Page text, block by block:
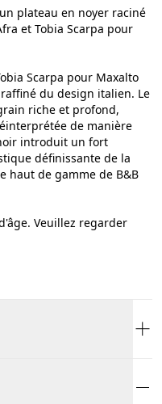
plateau en noyer raciné
et Tobia Scarpa pour
Scarpa pour Maxalto
du design italien. Le
riche et profond,
de manière
introduit un fort
définissante de la
haut de gamme de B&B
Veuillez regarder